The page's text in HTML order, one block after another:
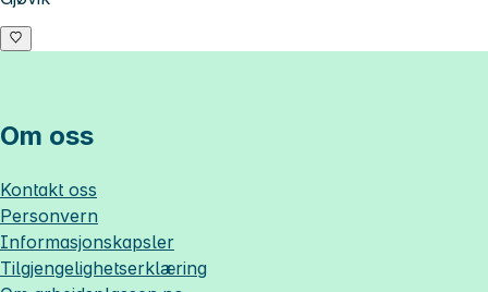
Om oss
Kontakt oss
Personvern
Informasjonskapsler
Tilgjengelighetserklæring